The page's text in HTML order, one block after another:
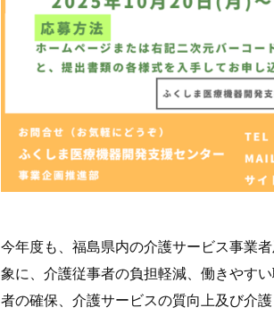
今年度も、福島県内の介護サービス事業
象に、介護従事者の負担軽減、働きやす
者の確保、介護サービスの質向上及び介